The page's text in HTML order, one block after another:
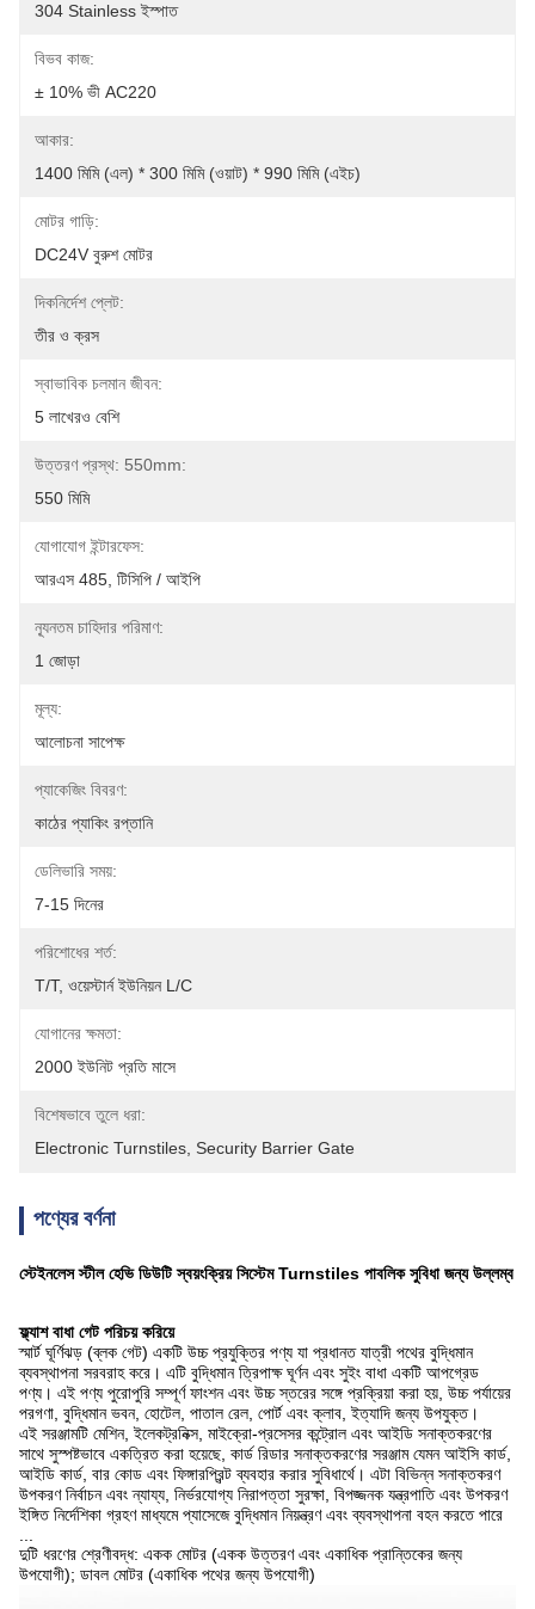
304 Stainless ইস্পাত
বিভব কাজ:
± 10% ভী AC220
আকার:
1400 মিমি (এল) * 300 মিমি (ওয়াট) * 990 মিমি (এইচ)
মোটর গাড়ি:
DC24V বুরুশ মোটর
দিকনির্দেশ প্লেট:
তীর ও ক্রস
স্বাভাবিক চলমান জীবন:
5 লাখেরও বেশি
উত্তরণ প্রস্থ: 550mm:
550 মিমি
যোগাযোগ ইন্টারফেস:
আরএস 485, টিসিপি / আইপি
ন্যূনতম চাহিদার পরিমাণ:
1 জোড়া
মূল্য:
আলোচনা সাপেক্ষ
প্যাকেজিং বিবরণ:
কাঠের প্যাকিং রপ্তানি
ডেলিভারি সময়:
7-15 দিনের
পরিশোধের শর্ত:
T/T, ওয়েস্টার্ন ইউনিয়ন L/C
যোগানের ক্ষমতা:
2000 ইউনিট প্রতি মাসে
বিশেষভাবে তুলে ধরা:
Electronic Turnstiles Security Barrier Gate
পণ্যের বর্ণনা
স্টেইনলেস স্টীল হেভি ডিউটি ​​স্বয়ংক্রিয় সিস্টেম Turnstiles পাবলিক সুবিধা জন্য উল্লম্ব
ফ্ল্যাশ বাধা গেট পরিচয় করিয়ে
স্মার্ট ঘূর্ণিঝড় (ব্লক গেট) একটি উচ্চ প্রযুক্তির পণ্য যা প্রধানত যাত্রী পথের বুদ্ধিমান
ব্যবস্থাপনা সরবরাহ করে। এটি বুদ্ধিমান ত্রিপাক্ষ ঘূর্ণন এবং সুইং বাধা একটি আপগ্রেড
পণ্য। এই পণ্য পুরোপুরি সম্পূর্ণ ফাংশন এবং উচ্চ স্তরের সঙ্গে প্রক্রিয়া করা হয়, উচ্চ পর্যায়ের
পরগণা, বুদ্ধিমান ভবন, হোটেল, পাতাল রেল, পোর্ট এবং ক্লাব, ইত্যাদি জন্য উপযুক্ত।
এই সরঞ্জামটি মেশিন, ইলেকট্রনিক্স, মাইক্রো-প্রসেসর কন্ট্রোল এবং আইডি সনাক্তকরণের
সাথে সুস্পষ্টভাবে একত্রিত করা হয়েছে, কার্ড রিডার সনাক্তকরণের সরঞ্জাম যেমন আইসি কার্ড,
আইডি কার্ড, বার কোড এবং ফিঙ্গারপ্রিন্ট ব্যবহার করার সুবিধার্থে। এটা বিভিন্ন সনাক্তকরণ
উপকরণ নির্বাচন এবং ন্যায্য, নির্ভরযোগ্য নিরাপত্তা সুরক্ষা, বিপজ্জনক যন্ত্রপাতি এবং উপকরণ
ইঙ্গিত নির্দেশিকা গ্রহণ মাধ্যমে প্যাসেজে বুদ্ধিমান নিয়ন্ত্রণ এবং ব্যবস্থাপনা বহন করতে পারে
দুটি ধরণের শ্রেণীবদ্ধ: একক মোটর (একক উত্তরণ এবং একাধিক প্রান্তিকের জন্য
উপযোগী); ডাবল মোটর (একাধিক পথের জন্য উপযোগী)